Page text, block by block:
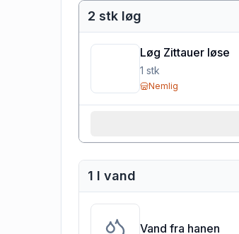
2 stk løg
Løg Zittauer løse
1 stk
Nemlig
1 l vand
Vand fra hanen